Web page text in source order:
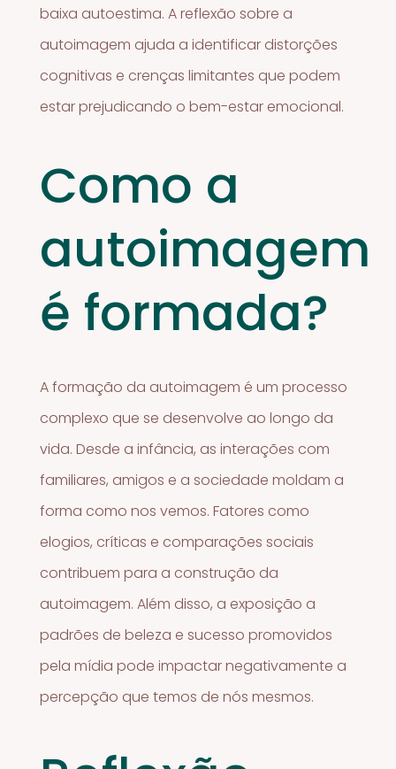
baixa autoestima. A reflexão sobre a
autoimagem ajuda a identificar distorções
cognitivas e crenças limitantes que podem
estar prejudicando o bem-estar emocional.
Como a
autoimagem
é formada?
A formação da autoimagem é um processo
complexo que se desenvolve ao longo da
vida. Desde a infância, as interações com
familiares, amigos e a sociedade moldam a
forma como nos vemos. Fatores como
elogios, críticas e comparações sociais
contribuem para a construção da
autoimagem. Além disso, a exposição a
padrões de beleza e sucesso promovidos
pela mídia pode impactar negativamente a
percepção que temos de nós mesmos.